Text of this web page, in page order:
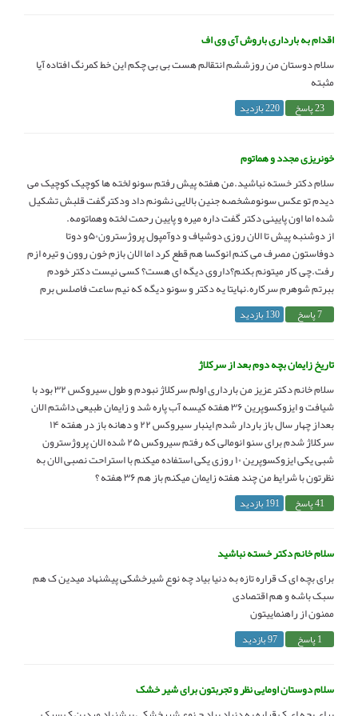
اقدام به بارداری باروش آی وی اف
سلام دوستان من روزششم انتقالم هست بی بی چکم این خط کمرنگ افتاده آیا
مثبته
23 پاسخ 220 بازدید
خونریزی مجدد و هماتوم
سلام دکتر خسته نباشید.من هفته پیش رفتم سونو لخته ها کوچیک کوچیک می
دیدم تو عکس سونومشخصه جنین بالایی نشونم داد ودکترگفت قلبش تشکیل
شده اما اون پایینی دکتر گفت داره میره و پایین رحمت لخته وهماتومه.
از دوشنبه پیش تا الان روزی دوشیاف و دوآمپول پروژسترون۵۰و دوتا
دوفاستون مصرف می کنم انوکسا هم قطع کرد اما الان بازم خون روون و تیره ازم
رفت.چی کار میتونم بکنم؟داروی دیگه ای هست؟ کسی نیست دکتر خودم
ببرتم شوهرم سرکاره.نهایتا یه دکتر و سونو دیگه که نیم ساعت فاصلس برم
7 پاسخ 130 بازدید
تاریخ زایمان بچه دوم بعد از سرکلاژ
سلام خانم دکتر عزیز من بارداری اولم سرکلاژ نبودم و طول سیروکس ۳۲ بود با
شیافت و ایزوکسوپرین ۳۶ هفته کیسه آب پاره شد و زایمان طبیعی داشتم الان
بعداز چهار سال باز باردار شدم اینبار سیروکس ۲۲ و دهانه باز در هفته ۱۴
سرکلاژ شدم برای سنو انومالی که رفتم سیروکس ۲۵ شده الان پروژسترون
شبی یکی ایزوکسوپرین ۱۰ روزی یکی استفاده میکنم با استراحت نصبی الان به
نظرتون با شرایط من چند هفته زایمان میکنم باز هم ۳۶ هفته ؟
41 پاسخ 191 بازدید
سلام خانم دکتر خسته نباشید
برای بچه ای ک قراره تازه به دنیا بیاد چه نوع شیرخشکی پیشنهاد میدین ک هم
سبک باشه و هم اقتصادی
ممنون از راهنماییتون
1 پاسخ 97 بازدید
سلام دوستان اومایی نظر و تجربتون برای شیر خشک